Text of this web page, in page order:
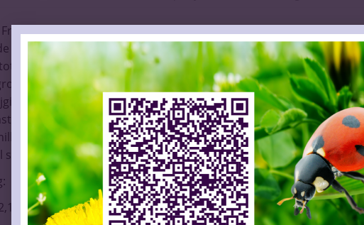
Ministerie van Landbouw zijn niet al te rooskleurig. Men
kleinste oogsten van de afgelopen honderd jaar met een daling in
een kleine 39 miljoen hectoliter. En daarmee zou Frankrijk wel
wijnproducent ter wereld kunnen zijn, omdat men in Spanje
verwacht tot 39,7 miljoen hectoliter. De daling in Frankrijk is
weersomstandigheden. Vochtig koel weer tijdens de bloei
valse meeldauw trof veel wijngaarden, maar ook vorst
schade.
miljoen hectoliter (-25%)